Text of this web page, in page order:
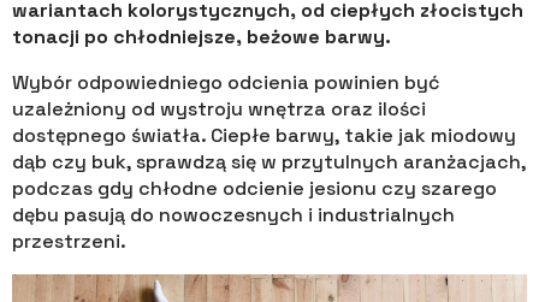
wariantach kolorystycznych, od ciepłych złocistych
tonacji po chłodniejsze, beżowe barwy.
Wybór odpowiedniego odcienia powinien być
uzależniony od wystroju wnętrza oraz ilości
dostępnego światła. Ciepłe barwy, takie jak miodowy
dąb czy buk, sprawdzą się w przytulnych aranżacjach,
podczas gdy chłodne odcienie jesionu czy szarego
dębu pasują do nowoczesnych i industrialnych
przestrzeni.